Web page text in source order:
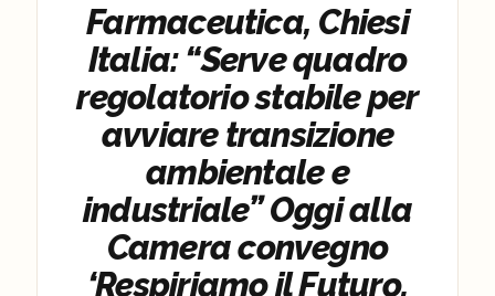
Farmaceutica, Chiesi
Italia: “Serve quadro
regolatorio stabile per
avviare transizione
ambientale e
industriale” Oggi alla
Camera convegno
‘Respiriamo il Futuro.